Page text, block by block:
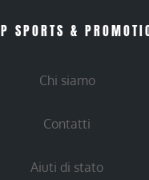
SPORTS &
Chi siamo
Contatti
Aiuti di stato